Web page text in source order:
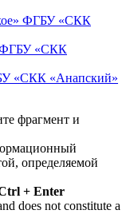
ФГБУ «СКК
ФГБУ «СКК
«СКК «Анапский»
фрагмент и
определяемой
+ Enter
does not constitute a